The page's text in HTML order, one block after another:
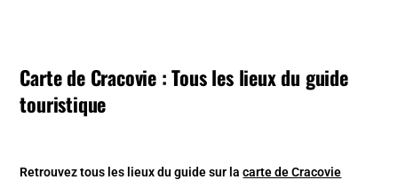
Carte de Cracovie : Tous les lieux du guide
touristique
Retrouvez tous les lieux du guide sur lacarte de Cracovie